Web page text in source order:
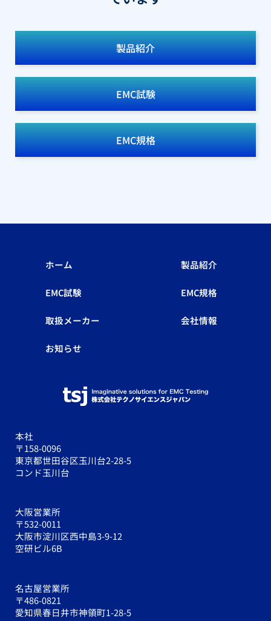
製品紹介
EMC試験
EMC規格
ホーム
EMC試験
取扱メーカー
お知らせ
製品紹介
EMC規格
会社情報
本社
〒158-0096
東京都世田谷区玉川台2-28-5
コンド玉川台
大阪営業所
〒532-0011
大阪市淀川区西中島3-9-12
空研ビル6B
名古屋営業所
〒486-0821
愛知県春日井市神領町1-28-5